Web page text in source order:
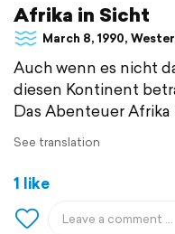
Afrika in Sicht
March 8, 1990,
Auch wenn es nicht
diesen Kontinent
Das Abenteuer
See translation
1 like